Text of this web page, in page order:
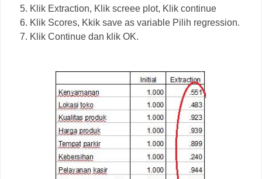
Klik Extraction, Klik screee plot, Klik continue
Klik Scores, Kkik save as variable Pilih regression.
Klik Continue dan klik OK.